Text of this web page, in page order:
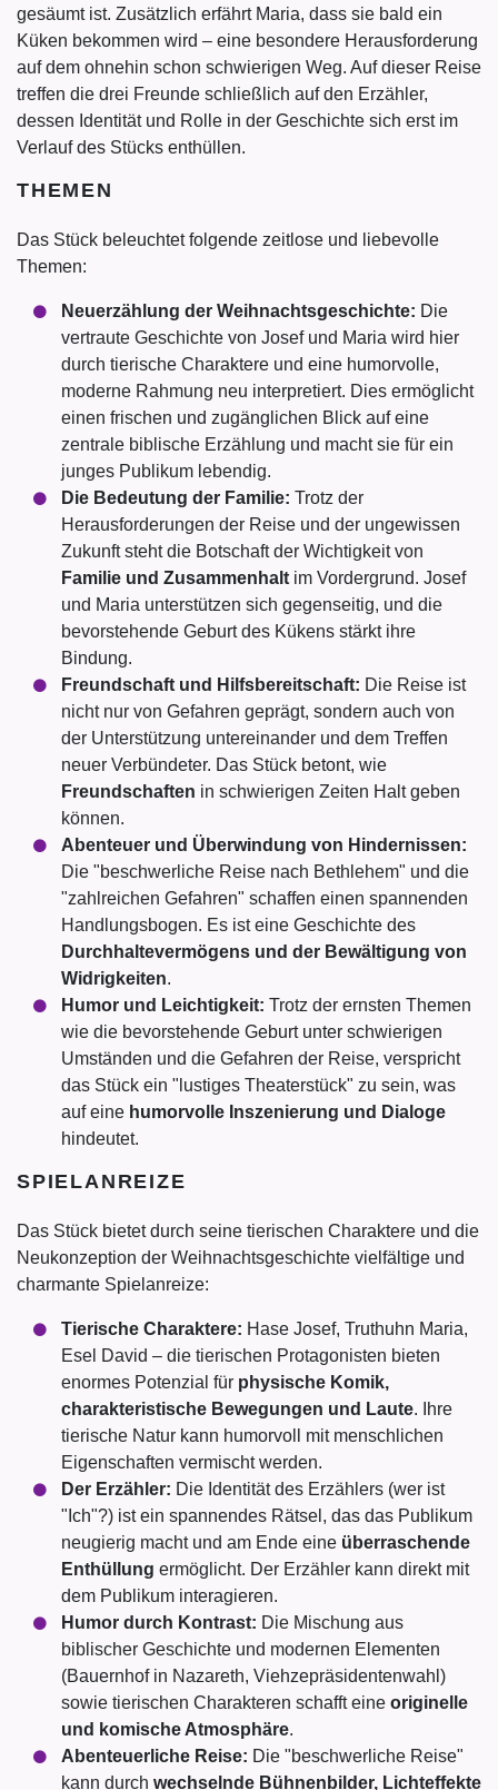
gesäumt ist. Zusätzlich erfährt Maria, dass sie bald ein
Küken bekommen wird – eine besondere Herausforderung
auf dem ohnehin schon schwierigen Weg. Auf dieser Reise
treffen die drei Freunde schließlich auf den Erzähler,
dessen Identität und Rolle in der Geschichte sich erst im
Verlauf des Stücks enthüllen.
THEMEN
Das Stück beleuchtet folgende zeitlose und liebevolle
Themen:
Neuerzählung der Weihnachtsgeschichte: Die
vertraute Geschichte von Josef und Maria wird hier
durch tierische Charaktere und eine humorvolle,
moderne Rahmung neu interpretiert. Dies ermöglicht
einen frischen und zugänglichen Blick auf eine
zentrale biblische Erzählung und macht sie für ein
junges Publikum lebendig.
Die Bedeutung der Familie: Trotz der
Herausforderungen der Reise und der ungewissen
Zukunft steht die Botschaft der Wichtigkeit von
Familie und Zusammenhalt im Vordergrund. Josef
und Maria unterstützen sich gegenseitig, und die
bevorstehende Geburt des Kükens stärkt ihre
Bindung.
Freundschaft und Hilfsbereitschaft: Die Reise ist
nicht nur von Gefahren geprägt, sondern auch von
der Unterstützung untereinander und dem Treffen
neuer Verbündeter. Das Stück betont, wie
Freundschaften in schwierigen Zeiten Halt geben
können.
Abenteuer und Überwindung von Hindernissen:
Die "beschwerliche Reise nach Bethlehem" und die
"zahlreichen Gefahren" schaffen einen spannenden
Handlungsbogen. Es ist eine Geschichte des
Durchhaltevermögens und der Bewältigung von
Widrigkeiten.
Humor und Leichtigkeit: Trotz der ernsten Themen
wie die bevorstehende Geburt unter schwierigen
Umständen und die Gefahren der Reise, verspricht
das Stück ein "lustiges Theaterstück" zu sein, was
auf eine humorvolle Inszenierung und Dialoge
hindeutet.
SPIELANREIZE
Das Stück bietet durch seine tierischen Charaktere und die
Neukonzeption der Weihnachtsgeschichte vielfältige und
charmante Spielanreize:
Tierische Charaktere: Hase Josef, Truthuhn Maria,
Esel David – die tierischen Protagonisten bieten
enormes Potenzial für physische Komik,
charakteristische Bewegungen und Laute. Ihre
tierische Natur kann humorvoll mit menschlichen
Eigenschaften vermischt werden.
Der Erzähler: Die Identität des Erzählers (wer ist
"Ich"?) ist ein spannendes Rätsel, das das Publikum
neugierig macht und am Ende eine überraschende
Enthüllung ermöglicht. Der Erzähler kann direkt mit
dem Publikum interagieren.
Humor durch Kontrast: Die Mischung aus
biblischer Geschichte und modernen Elementen
(Bauernhof in Nazareth, Viehzepräsidentenwahl)
sowie tierischen Charakteren schafft eine originelle
und komische Atmosphäre.
Abenteuerliche Reise: Die "beschwerliche Reise"
kann durch wechselnde Bühnenbilder, Lichteffekte